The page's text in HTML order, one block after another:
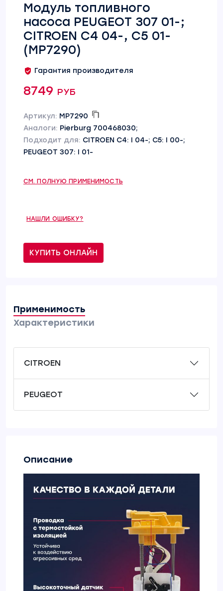
Модуль топливного
насоса PEUGEOT 307 01-;
CITROEN C4 04-, C5 01-
(MP7290)
Гарантия производителя
8749 руб
Артикул: MP7290
Аналоги: Pierburg 700468030;
Подходит для: CITROEN C4: I 04-; C5: I 00-;
PEUGEOT 307: I 01-
СМ. ПОЛНУЮ ПРИМЕНИМОСТЬ
НАШЛИ ОШИБКУ?
КУПИТЬ ОНЛАЙН
Применимость
Характеристики
CITROEN
PEUGEOT
Описание